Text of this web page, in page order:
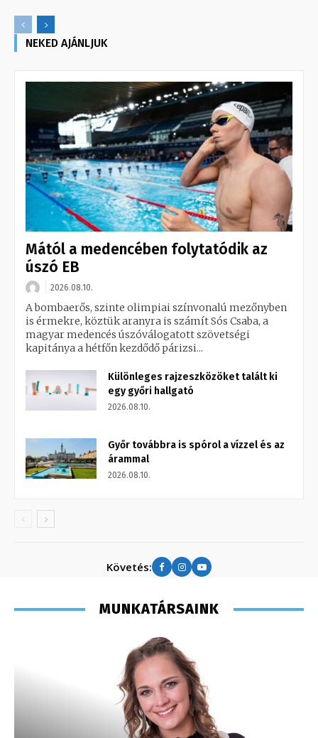
NEKED AJÁNLJUK
Mától a medencében folytatódik az
úszó EB
2026.08.10.
A bombaerős, szinte olimpiai színvonalú mezőnyben
is érmekre, köztük aranyra is számít Sós Csaba, a
magyar medencés úszóválogatott szövetségi
kapitánya a hétfőn kezdődő párizsi...
Különleges rajzeszközöket talált ki
egy győri hallgató
2026.08.10.
Győr továbbra is spórol a vízzel és az
árammal
2026.08.10.
Követés:
MUNKATÁRSAINK